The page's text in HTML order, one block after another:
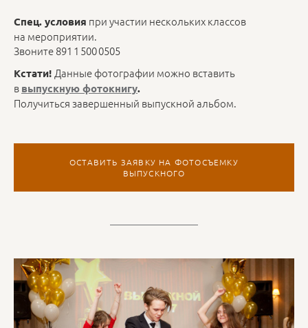
Спец. условия при участии нескольких классов
на мероприятии.
Звоните 891 1 500 0505
Кстати! Данные фотографии можно вставить
в выпускную фотокнигу.
Получиться завершенный выпускной альбом.
ОСТАВИТЬ ЗАЯВКУ НА ФОТОСЪЕМКУ
ВЫПУСКНОГО